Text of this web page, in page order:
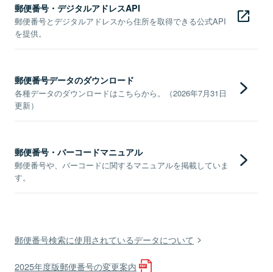
郵便番号・デジタルアドレスAPI
郵便番号とデジタルアドレスから住所を取得できる公式API
を提供。
郵便番号データのダウンロード
各種データのダウンロードはこちらから。（2026年7月31日
更新）
郵便番号・バーコードマニュアル
郵便番号や、バーコードに関するマニュアルを掲載していま
す。
郵便番号検索に使用されているデータについて
2025年度版郵便番号の変更案内